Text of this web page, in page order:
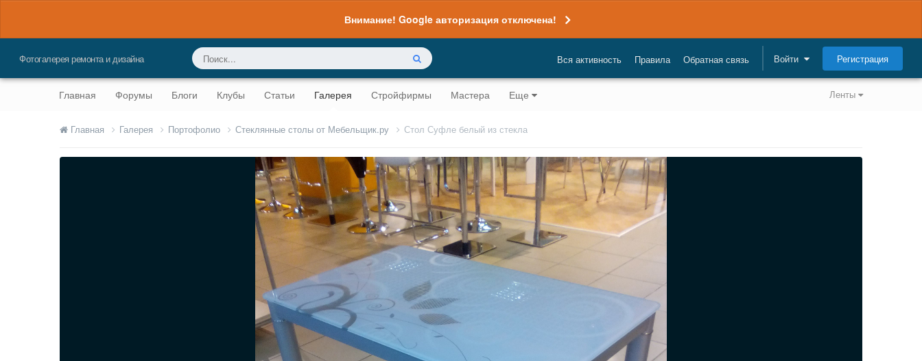
Внимание! Google авторизация отключена!
Фотогалерея ремонта и дизайна Вся активность Правила Обратная связь Войти Регистрация
Ленты
Главная Форумы Блоги Клубы Статьи Галерея Стройфирмы Мастера Еще
Главная Галерея Портофолио Стеклянные столы от Мебельщик.ру Стол Суфле белый из стекла